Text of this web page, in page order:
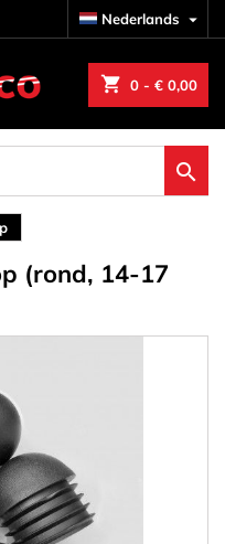
Nederlands 
shopping_cart 0 - € 0,00

(rond, 14-17